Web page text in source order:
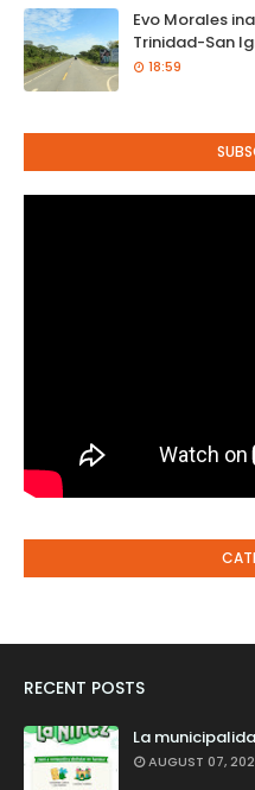
Evo Morales
Trinidad-San
18:59
RECENT POSTS
La
AUGUST 07,